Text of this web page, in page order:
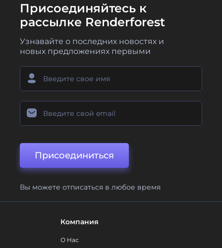
Присоединяйтесь к
рассылке Renderforest
Узнавайте о последних новостях и
новых предложениях первыми
Присоединиться
Вы можете отписаться в любое время
Компания
О Нас